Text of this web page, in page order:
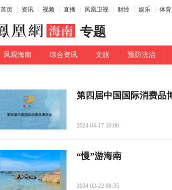
首页 资讯 视频 直播 凤凰卫视 财经 娱乐 体育
专题
凤观海南 综合资讯 文旅 预防法治
第四届中国国际消费品
2024 04-17 10:06
“慢”游海南
2024 02-22 08:35